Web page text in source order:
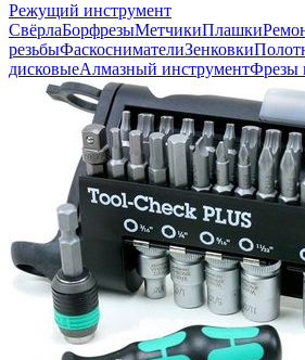
Режущий инструмент
СвёрлаБорфрезыМетчикиПлашки
резьбыФаскоснимателиЗенковки
дисковыеАлмазный инструментФрезы